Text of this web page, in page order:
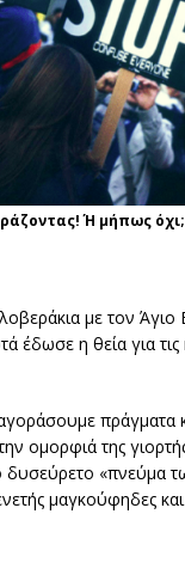
Ή μήπως όχι;
με τον Άγιο
η θεία για
πράγματα
ομορφιά της
«πνεύμα
μαγκούφηδες και